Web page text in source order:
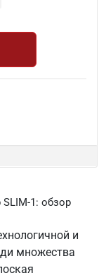
1: обзор
и
множества